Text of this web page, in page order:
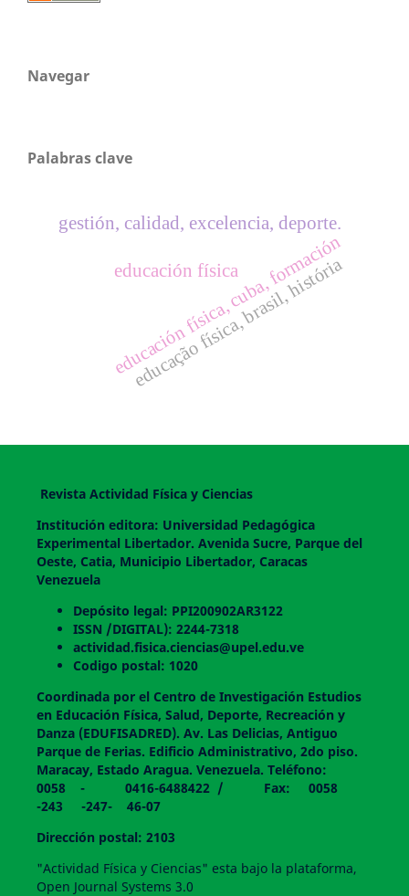
Navegar
Palabras clave
educación física
educación física, cuba, formación
educação física, brasil, história
gestión, calidad, excelencia, deporte.
Revista Actividad Física y Ciencias
Institución editora: Universidad Pedagógica
Experimental Libertador. Avenida Sucre, Parque del
Oeste, Catia, Municipio Libertador, Caracas
Venezuela
Depósito legal: PPI200902AR3122
ISSN /DIGITAL): 2244-7318
actividad.fisica.ciencias@upel.edu.ve
Codigo postal: 1020
Coordinada por el Centro de Investigación Estudios
en Educación Física, Salud, Deporte, Recreación y
Danza (EDUFISADRED). Av. Las Delicias, Antiguo
Parque de Ferias. Edificio Administrativo, 2do piso.
Maracay, Estado Aragua. Venezuela. Teléfono:
0058 - 0416-6488422 / Fax: 0058
-243 -247- 46-07
Dirección postal: 2103
"Actividad Física y Ciencias" esta bajo la plataforma,
Open Journal Systems 3.0